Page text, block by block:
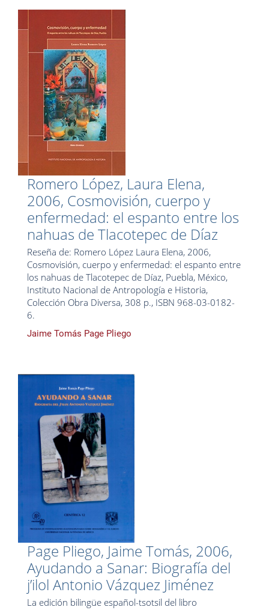
Romero López, Laura Elena,
2006, Cosmovisión, cuerpo y
enfermedad: el espanto entre los
nahuas de Tlacotepec de Díaz
Reseña de: Romero López Laura Elena, 2006,
Cosmovisión, cuerpo y enfermedad: el espanto entre
los nahuas de Tlacotepec de Díaz, Puebla, México,
Instituto Nacional de Antropología e Historia,
Colección Obra Diversa, 308 p., ISBN 968-03-0182-
6.
Jaime Tomás Page Pliego
Page Pliego, Jaime Tomás, 2006,
Ayudando a Sanar: Biografía del
j’ilol Antonio Vázquez Jiménez
La edición bilingüe español-tsotsil del libro